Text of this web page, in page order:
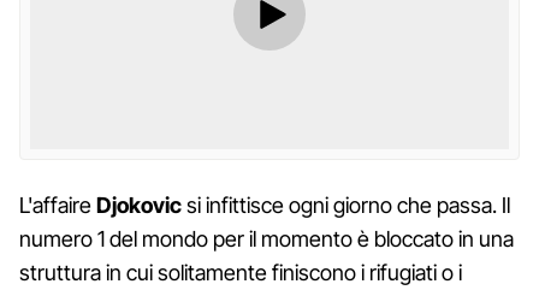
L'affaireDjokovicsi infittisce ogni giorno che passa. Il
numero 1 del mondo per il momento è bloccato in una
struttura in cui solitamente finiscono i rifugiati o i